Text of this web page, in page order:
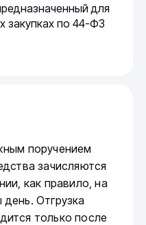
для
закупках по 44-ФЗ
поручением
зачисляются
как правило, на
Отгрузка
только после